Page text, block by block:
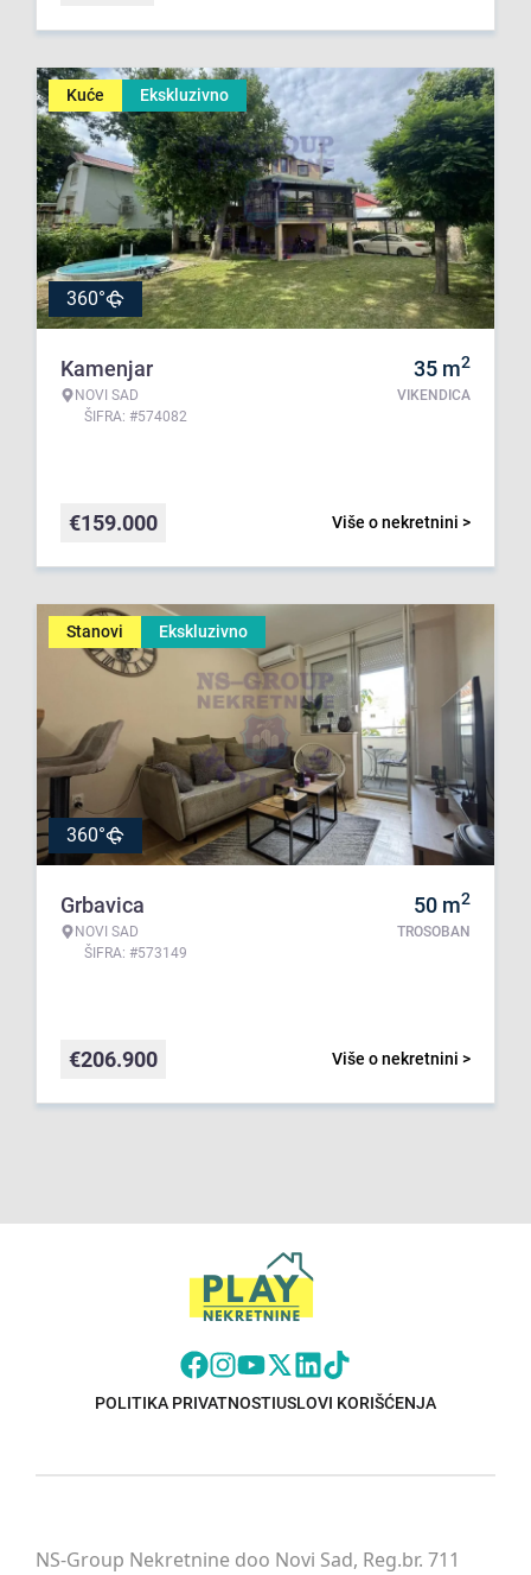
Kuće Ekskluzivno
360°
Kamenjar
NOVI SAD
ŠIFRA: #574082
35 m2
VIKENDICA
Više o nekretnini >
€159.000
Stanovi Ekskluzivno
360°
Grbavica
NOVI SAD
ŠIFRA: #573149
50 m2
TROSOBAN
Više o nekretnini >
€206.900
POLITIKA PRIVATNOSTIUSLOVI KORIŠĆENJA
NS-Group Nekretnine doo Novi Sad, Reg.br. 711